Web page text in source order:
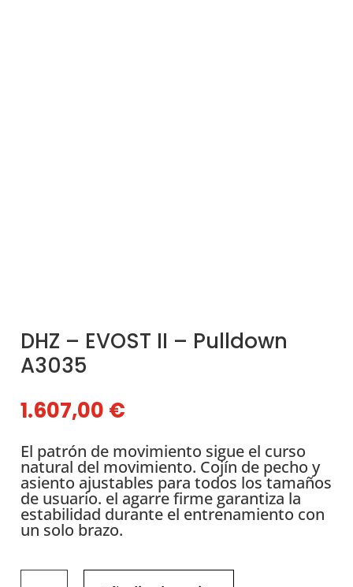
DHZ – EVOST II – Pulldown
A3035
1.607,00 €
El patrón de movimiento sigue el curso
natural del movimiento. Cojín de pecho y
asiento ajustables para todos los tamaños
de usuario. el agarre firme garantiza la
estabilidad durante el entrenamiento con
un solo brazo.